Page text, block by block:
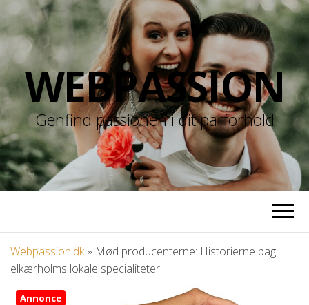
WEBPASSION
Genfind passionen i dit parforhold
Webpassion.dk» Mød producenterne: Historierne bag
elkærholms lokale specialiteter
Annonce